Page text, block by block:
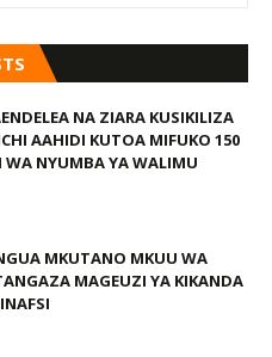
NA ZIARA KUSIKILIZA
AAHIDI KUTOA MIFUKO 150
WA NYUMBA YA WALIMU
MKUTANO MKUU WA
MAGEUZI YA KIKANDA